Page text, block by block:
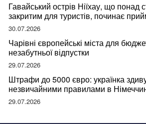
Гавайський острів Ніїхау, що понад
закритим для туристів, починає
відвідувачів
30.07.2026
Чарівні європейські міста для
незабутньої відпустки
29.07.2026
Штрафи до 5000 євро: українка
незвичайними правилами в
правдою
29.07.2026